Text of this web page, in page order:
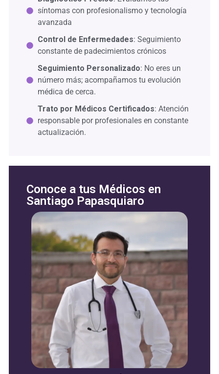
síntomas con profesionalismo y tecnología
avanzada
Control de Enfermedades: Seguimiento
constante de padecimientos crónicos
Seguimiento Personalizado: No eres un
número más; acompañamos tu evolución
médica de cerca.
Trato por Médicos Certificados: Atención
responsable por profesionales en constante
actualización.
Conoce a tus Médicos en
Santiago Papasquiaro